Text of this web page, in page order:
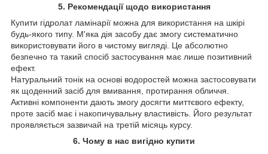
5. Рекомендації щодо використання
Купити гідролат ламінарії можна для використання на шкірі
будь-якого типу. М'яка дія засобу дає змогу систематично
використовувати його в чистому вигляді. Це абсолютно
безпечно та такий спосіб застосування має лише позитивний
ефект.
Натуральний тонік на основі водоростей можна застосовувати
як щоденний засіб для вмивання, протирання обличчя.
Активні компоненти дають змогу досягти миттєвого ефекту,
проте засіб має і накопичувальну властивість. Його результат
проявляється зазвичай на третій місяць курсу.
6. Чому в нас вигідно купити